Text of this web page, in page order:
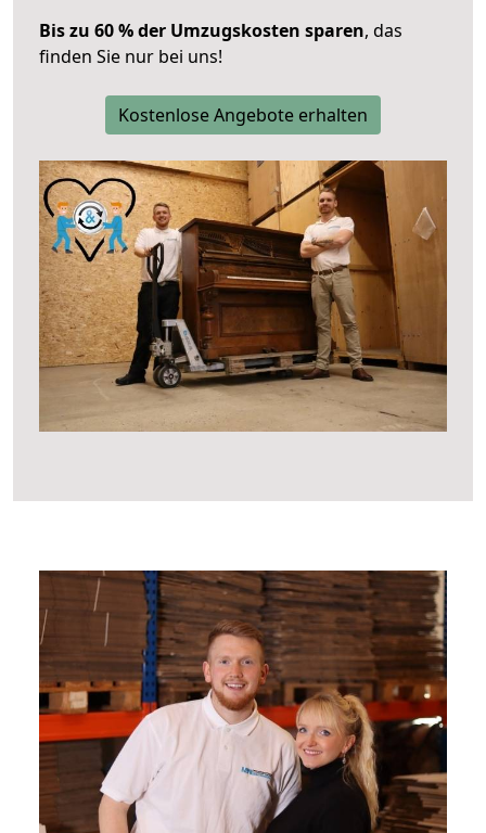
Bis zu 60 % der Umzugskosten sparen, das
finden Sie nur bei uns!
Kostenlose Angebote erhalten